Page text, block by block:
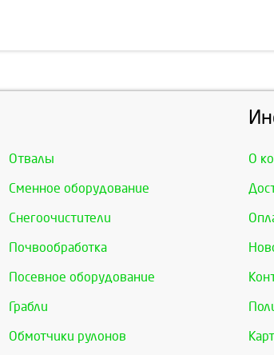
Отвалы
Сменное оборудование
Снегоочистители
Почвообработка
Посевное оборудование
Грабли
Обмотчики рулонов
О